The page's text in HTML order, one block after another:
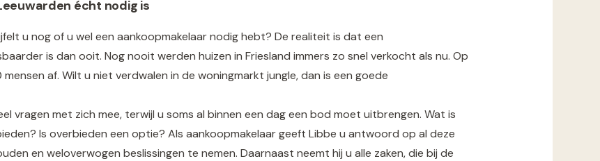
écht nodig is
u nog of u wel een aankoopmakelaar nodig hebt? De realiteit is dat een
is dan ooit. Nog nooit werden huizen in Friesland immers zo snel verkocht als nu. Op
af. Wilt u niet verdwalen in de woningmarkt jungle, dan is een goede
vragen met zich mee, terwijl u soms al binnen een dag een bod moet uitbrengen. Wat is
Is overbieden een optie? Als aankoopmakelaar geeft Libbe u antwoord op al deze
en weloverwogen beslissingen te nemen. Daarnaast neemt hij u alle zaken, die bij de